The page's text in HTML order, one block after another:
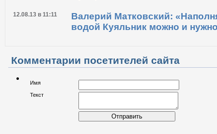
12.08.13 в 11:11
Валерий Матковский:
водой Куяльник можно и
Комментарии посетителей сайта
Имя
Текст
Отправить